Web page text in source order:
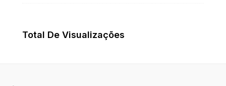
Total De Visualizações